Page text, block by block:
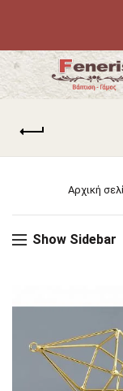
Αρχική
Show Sidebar